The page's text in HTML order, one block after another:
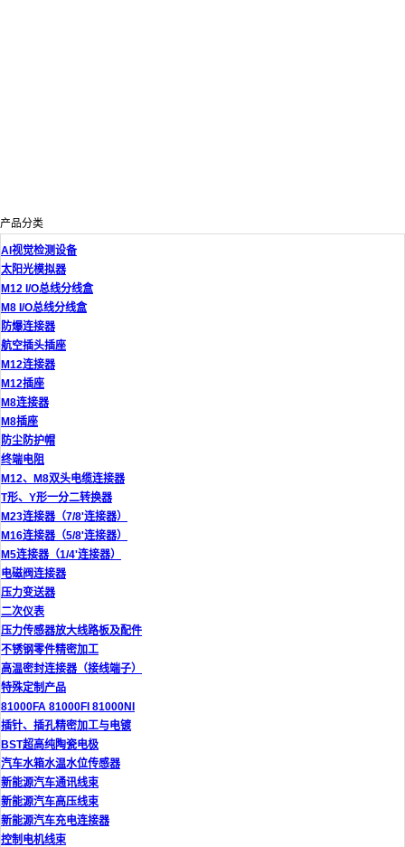
产品分类
AI视觉检测设备
太阳光模拟器
M12 I/O总线分线盒
M8 I/O总线分线盒
防爆连接器
航空插头插座
M12连接器
M12插座
M8连接器
M8插座
防尘防护帽
终端电阻
M12、M8双头电缆连接器
T形、Y形一分二转换器
M23连接器（7/8'连接器）
M16连接器（5/8'连接器）
M5连接器（1/4'连接器）
电磁阀连接器
压力变送器
二次仪表
压力传感器放大线路板及配件
不锈钢零件精密加工
高温密封连接器（接线端子）
特殊定制产品
81000FA 81000FI 81000NI
插针、插孔精密加工与电镀
BST超高纯陶瓷电极
汽车水箱水温水位传感器
新能源汽车通讯线束
新能源汽车高压线束
新能源汽车充电连接器
控制电机线束